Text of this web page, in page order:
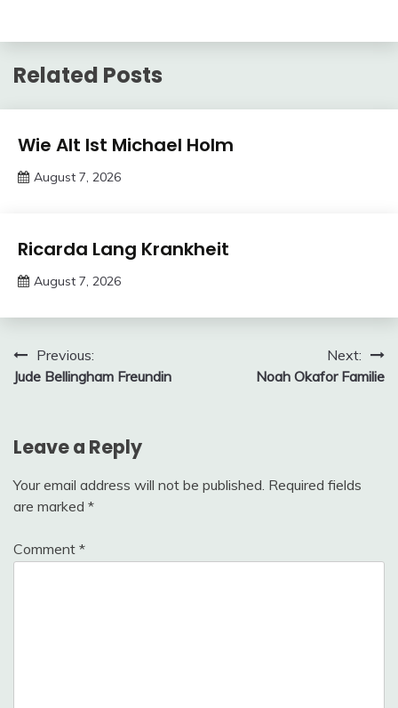
Related Posts
Trends
Wie Alt Ist Michael Holm
August 7, 2026
Trends
Ricarda Lang Krankheit
August 7, 2026
Post
navigation
Previous:
Jude Bellingham Freundin
Next:
Noah Okafor Familie
Leave a Reply
Your email address will not be published. Required fields
are marked *
Comment *